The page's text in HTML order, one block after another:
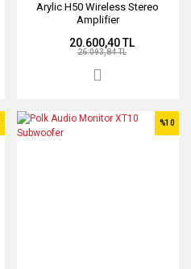
Arylic H50 Wireless Stereo
Amplifier
20.600,40 TL
26.093,84 TL
%10